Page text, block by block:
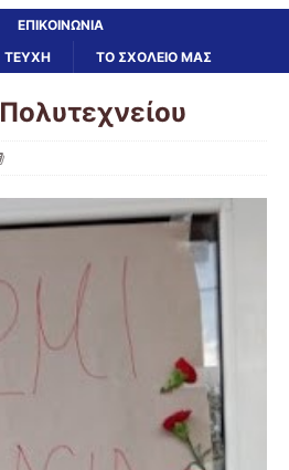
ΕΠΙΚΟΙΝΩΝΙΑ
ΤΕΥΧΗ ΤΟ ΣΧΟΛΕΙΟ ΜΑΣ